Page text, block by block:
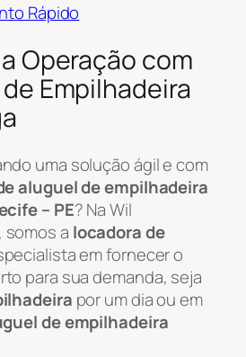
Rápido
Operação com
Empilhadeira
uma solução ágil e com
aluguel de empilhadeira
– PE? Na Wil
a locadora de
em fornecer o
para sua demanda, seja
por um dia ou em
de empilhadeira